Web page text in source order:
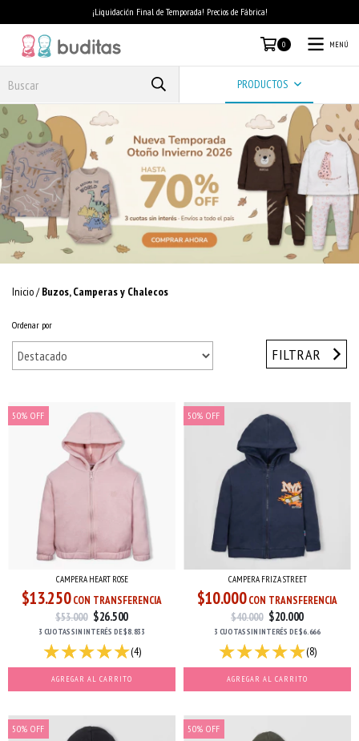
¡Liquidación Final de Temporada! Precios de Fábrica!
0 MENÚ
PRODUCTOS
Inicio/ Buzos, Camperas y Chalecos
Ordenar por
FILTRAR
50% OFF
CAMPERA HEART ROSE
$13.250 CON TRANSFERENCIA
$53.000 $26.500
3 CUOTASSIN INTERÉS DE$8.833
(4)
AGREGAR AL CARRITO
50% OFF
CAMPERA FRIZA STREET
$10.000 CON TRANSFERENCIA
$40.000 $20.000
3 CUOTASSIN INTERÉS DE$6.666
(8)
AGREGAR AL CARRITO
50% OFF 50% OFF